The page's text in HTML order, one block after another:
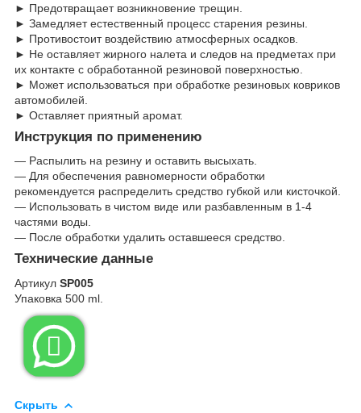
► Предотвращает возникновение трещин.
► Замедляет естественный процесс старения резины.
► Противостоит воздействию атмосферных осадков.
► Не оставляет жирного налета и следов на предметах при
их контакте с обработанной резиновой поверхностью.
► Может использоваться при обработке резиновых ковриков
автомобилей.
► Оставляет приятный аромат.
Инструкция по применению
— Распылить на резину и оставить высыхать.
— Для обеспечения равномерности обработки
рекомендуется распределить средство губкой или кисточкой.
— Использовать в чистом виде или разбавленным в 1-4
частями воды.
— После обработки удалить оставшееся средство.
Технические данные
Артикул SP005
Упаковка 500 ml.

Скрыть